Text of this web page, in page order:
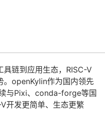
具链到应用生态，RISC-V
。openKylin作为国内领先
与Pixi、conda-forge等国
开发更简单、生态更繁